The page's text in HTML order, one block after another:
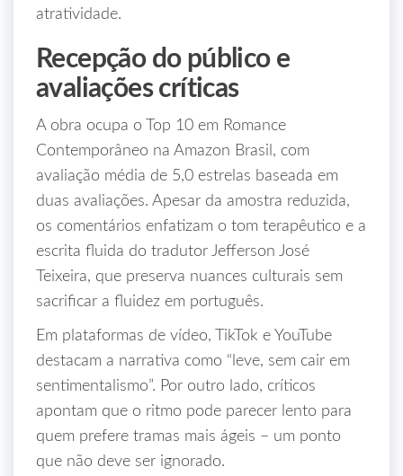
atratividade.
Recepção do público e
avaliações críticas
A obra ocupa o Top 10 em Romance
Contemporâneo na Amazon Brasil, com
avaliação média de 5,0 estrelas baseada em
duas avaliações. Apesar da amostra reduzida,
os comentários enfatizam o tom terapêutico e a
escrita fluida do tradutor Jefferson José
Teixeira, que preserva nuances culturais sem
sacrificar a fluidez em português.
Em plataformas de vídeo, TikTok e YouTube
destacam a narrativa como “leve, sem cair em
sentimentalismo”. Por outro lado, críticos
apontam que o ritmo pode parecer lento para
quem prefere tramas mais ágeis – um ponto
que não deve ser ignorado.